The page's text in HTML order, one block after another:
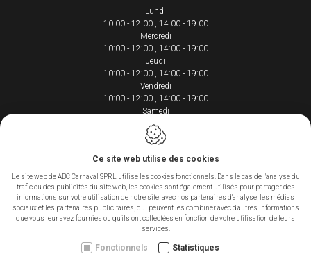
Lundi
10:00 - 12:00
14:00 - 19:00
Mercredi
10:00 - 12:00
14:00 - 19:00
Jeudi
10:00 - 12:00
14:00 - 19:00
Vendredi
10:00 - 12:00
14:00 - 19:00
Samedi
10:00 - 12:00
14:00 - 18:00
Conception du site web par IDcreation 2020
Cookie policy
Politique de confidentialité
Sitemap
Ce site web utilise des cookies
Le site web de ABC Carnaval SPRL utilise les cookies fonctionnels. Dans le cas de l'analyse du
trafic ou des publicités du site web, les cookies sont également utilisés pour partager des
informations sur votre utilisation de notre site, avec nos partenaires d'analyse, les médias
sociaux et les partenaires publicitaires, qui peuvent les combiner avec d'autres informations
que vous leur avez fournies ou qu'ils ont collectées en fonction de votre utilisation de leurs
services.
Fonctionnels Statistiques